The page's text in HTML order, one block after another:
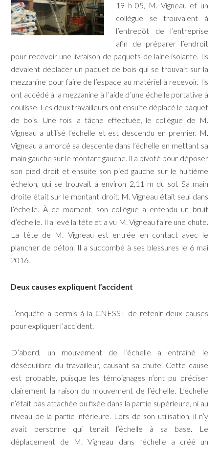
19 h 05, M. Vigneau et un
collègue se trouvaient à
l’entrepôt de l’entreprise
afin de préparer l’endroit
pour recevoir une livraison de paquets de laine isolante. Ils
devaient déplacer un paquet de bois qui se trouvait sur la
mezzanine pour faire de l’espace au matériel à recevoir. Ils
ont accédé à la mezzanine à l’aide d’une échelle portative à
coulisse. Les deux travailleurs ont ensuite déplacé le paquet
de bois. Une fois la tâche effectuée, le collègue de M.
Vigneau a utilisé l’échelle et est descendu en premier. M.
Vigneau a amorcé sa descente dans l’échelle en mettant sa
main gauche sur le montant gauche. Il a pivoté pour déposer
son pied droit et ensuite son pied gauche sur le huitième
échelon, qui se trouvait à environ 2,11 m du sol. Sa main
droite était sur le montant droit. M. Vigneau était seul dans
l’échelle. À ce moment, son collègue a entendu un bruit
d’échelle. Il a levé la tête et a vu M. Vigneau faire une chute.
La tête de M. Vigneau est entrée en contact avec le
plancher de béton. Il a succombé à ses blessures le 6 mai
2016.
Deux causes expliquent l’accident
L’enquête a permis à la CNESST de retenir deux causes
pour expliquer l’accident.
D’abord, un mouvement de l’échelle a entraîné le
déséquilibre du travailleur, causant sa chute. Cette cause
est probable, puisque les témoignages n’ont pu préciser
clairement la raison du mouvement de l’échelle. L’échelle
n’était pas attachée ou fixée dans la partie supérieure, ni au
niveau de la partie inférieure. Lors de son utilisation, il n’y
avait personne qui tenait l’échelle à sa base. Le
déplacement de M. Vigneau dans l’échelle a créé un